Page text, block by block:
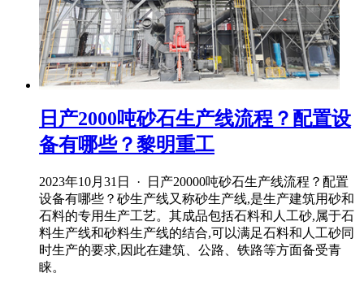
日产2000吨砂石生产线流程？配置设
备有哪些？黎明重工
2023年10月31日 · 日产20000吨砂石生产线流程？配置
设备有哪些？砂生产线又称砂生产线,是生产建筑用砂和
石料的专用生产工艺。其成品包括石料和人工砂,属于石
料生产线和砂料生产线的结合,可以满足石料和人工砂同
时生产的要求,因此在建筑、公路、铁路等方面备受青
睐。